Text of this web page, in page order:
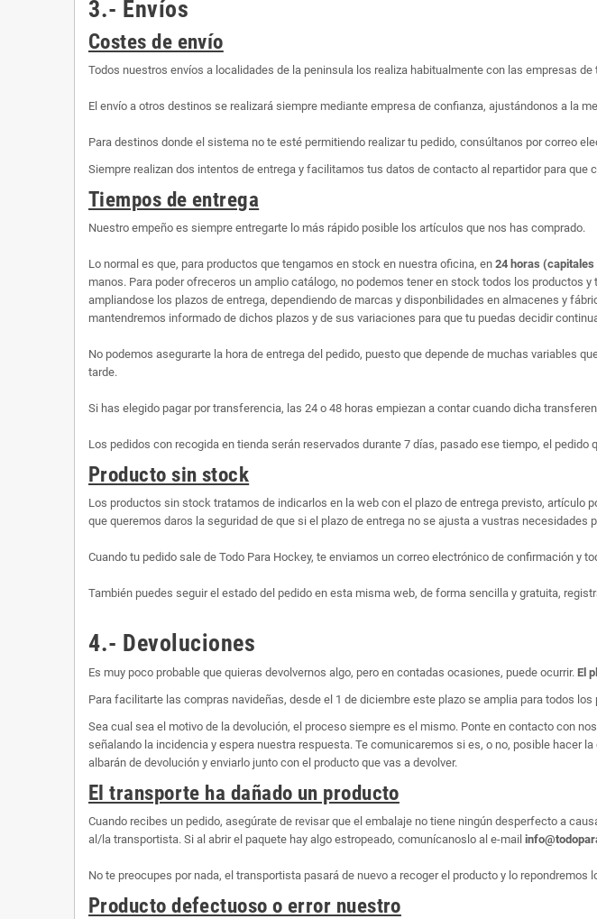
3.- Envíos
Costes de envío
Todos nuestros envíos a localidades de la peninsula los realiza habitualmente con las empresas de
El envío a otros destinos se realizará siempre mediante empresa de confianza, ajustándonos a la
Para destinos donde el sistema no te esté permitiendo realizar tu pedido, consúltanos por correo
Siempre realizan dos intentos de entrega y facilitamos tus datos de contacto al repartidor para
Tiempos de entrega
Nuestro empeño es siempre entregarte lo más rápido posible los artículos que nos has comprado.
Lo normal es que, para productos que tengamos en stock en nuestra oficina, en 24 horas
manos. Para poder ofreceros un amplio catálogo, no podemos tener en stock todos los
ampliandose los plazos de entrega, dependiendo de marcas y disponbilidades en almacenes y
mantendremos informado de dichos plazos y de sus variaciones para que tu puedas decidir
No podemos asegurarte la hora de entrega del pedido, puesto que depende de muchas variables
tarde.
Si has elegido pagar por transferencia, las 24 o 48 horas empiezan a contar cuando dicha
Los pedidos con recogida en tienda serán reservados durante 7 días, pasado ese tiempo, el pedido
Producto sin stock
Los productos sin stock tratamos de indicarlos en la web con el plazo de entrega previsto,
que queremos daros la seguridad de que si el plazo de entrega no se ajusta a vustras
Cuando tu pedido sale de Todo Para Hockey, te enviamos un correo electrónico de confirmación y
También puedes seguir el estado del pedido en esta misma web, de forma sencilla y gratuita,
4.- Devoluciones
Es muy poco probable que quieras devolvernos algo, pero en contadas ocasiones, puede ocurrir. El
Para facilitarte las compras navideñas, desde el 1 de diciembre este plazo se amplia para todos
Sea cual sea el motivo de la devolución, el proceso siempre es el mismo. Ponte en contacto con
señalando la incidencia y espera nuestra respuesta. Te comunicaremos si es, o no, posible hacer
albarán de devolución y enviarlo junto con el producto que vas a devolver.
El transporte ha dañado un producto
Cuando recibes un pedido, asegúrate de revisar que el embalaje no tiene ningún desperfecto a
al/la transportista. Si al abrir el paquete hay algo estropeado, comunícanoslo al e-mail
No te preocupes por nada, el transportista pasará de nuevo a recoger el producto y lo repondremos
Producto defectuoso o error nuestro